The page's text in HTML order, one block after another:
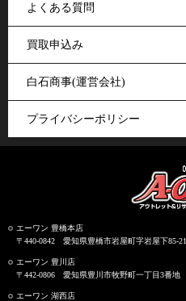
よくある質問
買取申込み
白石商事(運営会社)
プライバシーポリシー
エーワン 豊橋本店
〒440-0842 愛知県豊橋市岩屋町字岩屋下85-21
エーワン 豊川店
〒442-0806 愛知県豊川市牧野町一丁目3番地
エーワン 湖西店